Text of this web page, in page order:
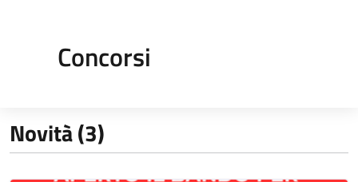
Concorsi
Novità (3)